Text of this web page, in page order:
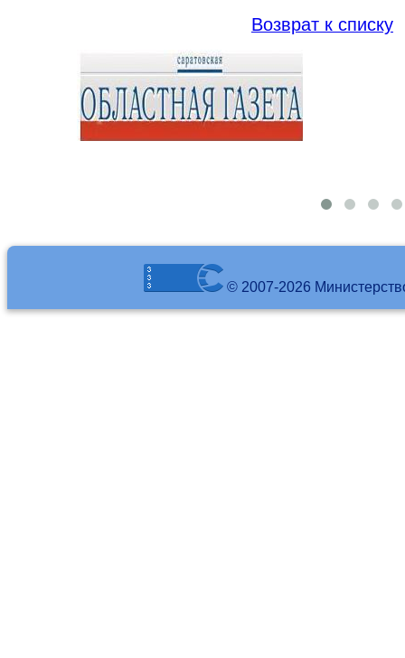
Возврат к списку
© 2007-2026